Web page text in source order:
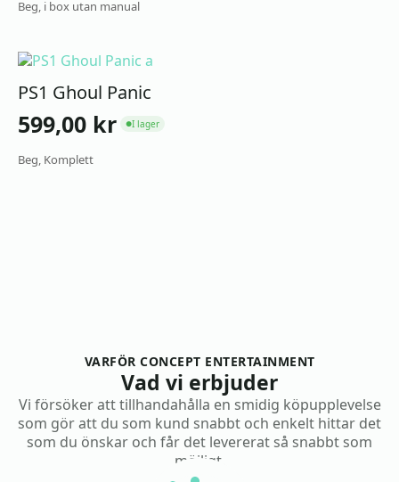
Beg, i box utan manual
PS1 Ghoul Panic
599,00 kr ●I lager
Beg, Komplett
VARFÖR CONCEPT ENTERTAINMENT
Vad vi erbjuder
Vi försöker att tillhandahålla en smidig köpupplevelse
som gör att du som kund snabbt och enkelt hittar det
som du önskar och får det levererat så snabbt som
möjligt.